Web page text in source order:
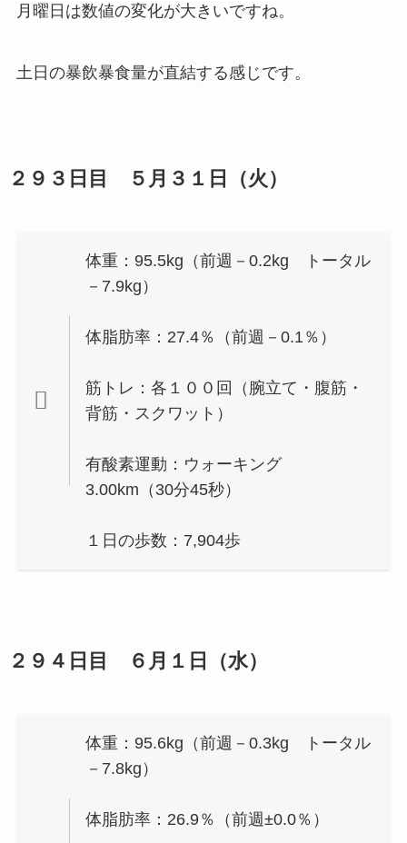
月曜日は数値の変化が大きいですね。
土日の暴飲暴食量が直結する感じです。
２９３日目 ５月３１日（火）
体重：95.5kg（前週－0.2kg トータル
－7.9kg）
体脂肪率：27.4％（前週－0.1％）
筋トレ：各１００回（腕立て・腹筋・
背筋・スクワット）
有酸素運動：ウォーキング
3.00km（30分45秒）
１日の歩数：7,904歩
２９４日目 ６月１日（水）
体重：95.6kg（前週－0.3kg トータル
－7.8kg）
体脂肪率：26.9％（前週±0.0％）